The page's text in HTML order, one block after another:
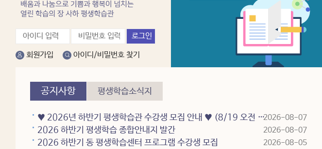
회원가입 아이디/비밀번호 찾기
공지사항
♥ 2026년 하반기 평생학습관 수강생 모집 안내 ♥ (8/19 오전 10시 접수)2026-08-07
2026 하반기 평생학습 종합안내지 발간 2026-08-07
2026 하반기 동 평생학습센터 프로그램 수강생 모집 2026-08-05
평생학습소식지